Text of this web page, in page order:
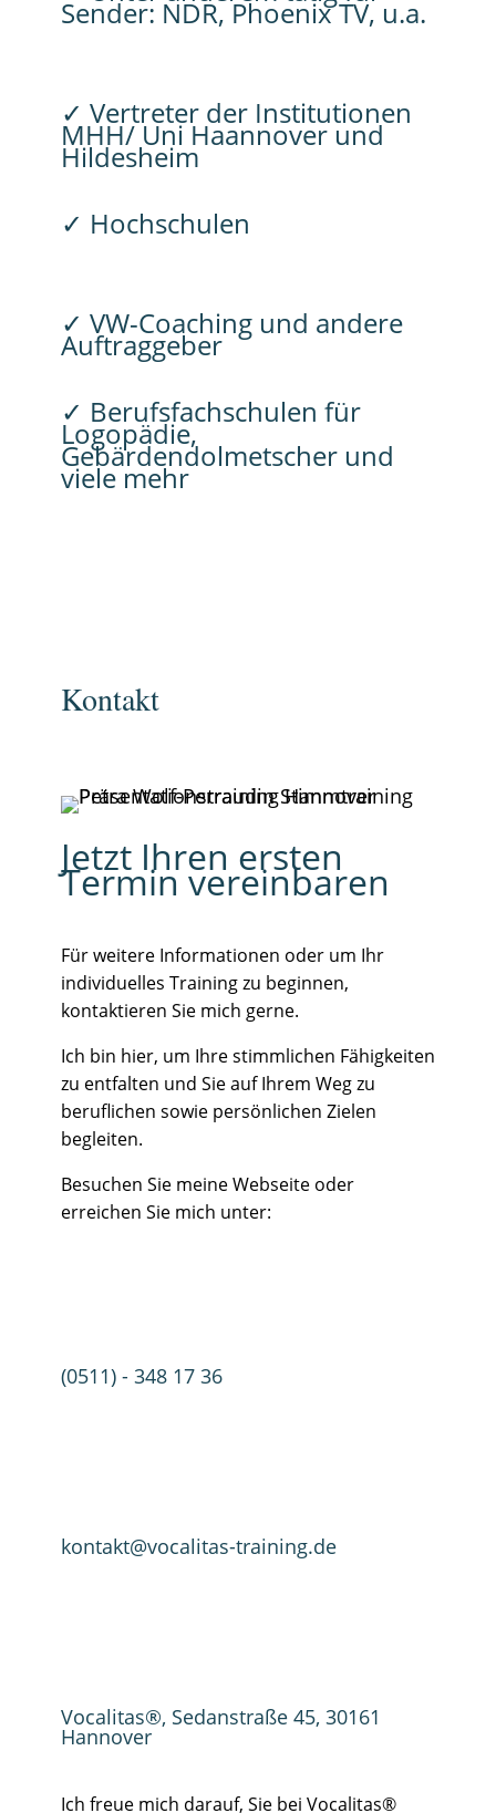
Sender: NDR, Phoenix TV, u.a.
✓ Vertreter der Institutionen
MHH/ Uni Haannover und
Hildesheim
✓ Hochschulen
✓ VW-Coaching und andere
Auftraggeber
✓ Berufsfachschulen für
Logopädie,
Gebärdendolmetscher und
viele mehr
Kontakt
Jetzt Ihren ersten
Termin vereinbaren
Für weitere Informationen oder um Ihr
individuelles Training zu beginnen,
kontaktieren Sie mich gerne.
Ich bin hier, um Ihre stimmlichen Fähigkeiten
zu entfalten und Sie auf Ihrem Weg zu
beruflichen sowie persönlichen Zielen
begleiten.
Besuchen Sie meine Webseite oder
erreichen Sie mich unter:
(0511) - 348 17 36
kontakt@vocalitas-training.de
Vocalitas®, Sedanstraße 45, 30161
Hannover
Ich freue mich darauf, Sie bei Vocalitas®